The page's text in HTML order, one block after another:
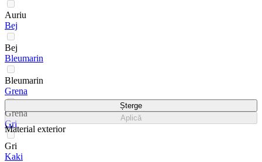
Auriu
Bej
Bej
Bleumarin
Bleumarin
Grena
Grena
Gri
Gri
Kaki
Șterge
Aplică
Material exterior